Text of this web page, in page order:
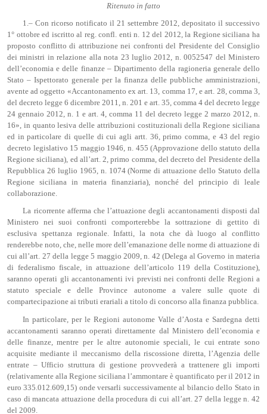
Ritenuto in fatto
1.– Con ricorso notificato il 21 settembre 2012, depositato il successivo
1° ottobre ed iscritto al reg. confl. enti n. 12 del 2012, la Regione siciliana ha
proposto conflitto di attribuzione nei confronti del Presidente del Consiglio
dei ministri in relazione alla nota 23 luglio 2012, n. 0052547 del Ministero
dell’economia e delle finanze – Dipartimento della ragioneria generale dello
Stato – Ispettorato generale per la finanza delle pubbliche amministrazioni,
avente ad oggetto «Accantonamento ex art. 13, comma 17, e art. 28, comma 3,
del decreto legge 6 dicembre 2011, n. 201 e art. 35, comma 4 del decreto legge
24 gennaio 2012, n. 1 e art. 4, comma 11 del decreto legge 2 marzo 2012, n.
16», in quanto lesiva delle attribuzioni costituzionali della Regione siciliana
ed in particolare di quelle di cui agli artt. 36, primo comma, e 43 del regio
decreto legislativo 15 maggio 1946, n. 455 (Approvazione dello statuto della
Regione siciliana), ed all’art. 2, primo comma, del decreto del Presidente della
Repubblica 26 luglio 1965, n. 1074 (Norme di attuazione dello Statuto della
Regione siciliana in materia finanziaria), nonché del principio di leale
collaborazione.
La ricorrente afferma che l’attuazione degli accantonamenti disposti dal
Ministero nei suoi confronti comporterebbe la sottrazione di gettito di
esclusiva spettanza regionale. Infatti, la nota che dà luogo al conflitto
renderebbe noto, che, nelle more dell’emanazione delle norme di attuazione di
cui all’art. 27 della legge 5 maggio 2009, n. 42 (Delega al Governo in materia
di federalismo fiscale, in attuazione dell’articolo 119 della Costituzione),
saranno operati gli accantonamenti ivi previsti nei confronti delle Regioni a
statuto speciale e delle Province autonome a valere sulle quote di
compartecipazione ai tributi erariali a titolo di concorso alla finanza pubblica.
In particolare, per le Regioni autonome Valle d’Aosta e Sardegna detti
accantonamenti saranno operati direttamente dal Ministero dell’economia e
delle finanze, mentre per le altre autonomie speciali, le cui entrate sono
acquisite mediante il meccanismo della riscossione diretta, l’Agenzia delle
entrate – Ufficio struttura di gestione provvederà a trattenere gli importi
(relativamente alla Regione siciliana l’ammontare è quantificato per il 2012 in
euro 335.012.609,15) onde versarli successivamente al bilancio dello Stato in
caso di mancata attuazione della procedura di cui all’art. 27 della legge n. 42
del 2009.